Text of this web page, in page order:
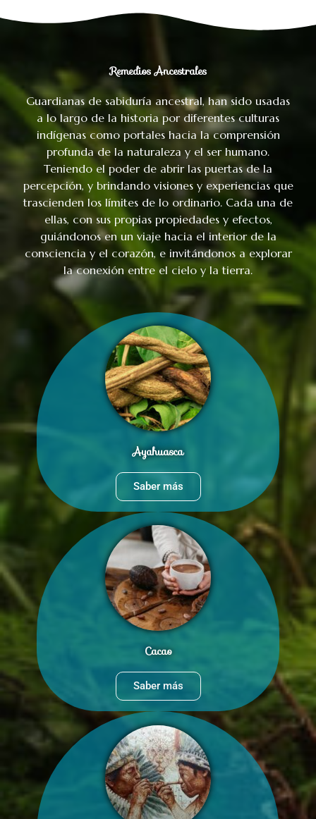
Remedios Ancestrales
Guardianas de sabiduría ancestral, han sido usadas
a lo largo de la historia por diferentes culturas
indígenas como portales hacia la comprensión
profunda de la naturaleza y el ser humano.
Teniendo el poder de abrir las puertas de la
percepción, y brindando visiones y experiencias que
trascienden los límites de lo ordinario. Cada una de
ellas, con sus propias propiedades y efectos,
guiándonos en un viaje hacia el interior de la
consciencia y el corazón, e invitándonos a explorar
la conexión entre el cielo y la tierra.
Ayahuasca
Saber más
Cacao
Saber más